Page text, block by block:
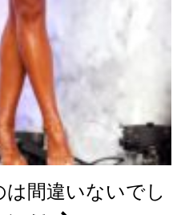
間違いないでし